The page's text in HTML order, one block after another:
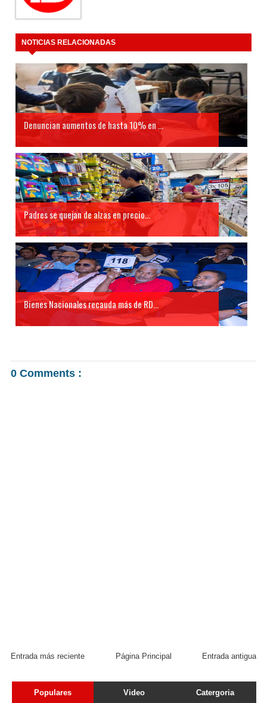
NOTICIAS RELACIONADAS
Denuncian aumentos de hasta 10% en ...
Padres se quejan de alzas en precio...
Bienes Nacionales recauda más de RD...
0 Comments :
Entrada más reciente Entrada antigua
Página Principal
Populares Video Catergoria